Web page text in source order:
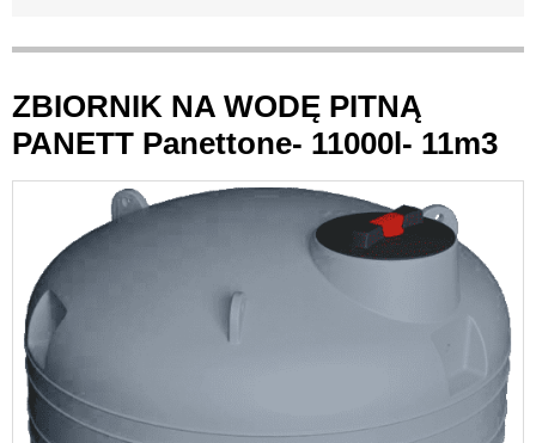
ZBIORNIK NA WODĘ PITNĄ
PANETT Panettone- 11000l- 11m3